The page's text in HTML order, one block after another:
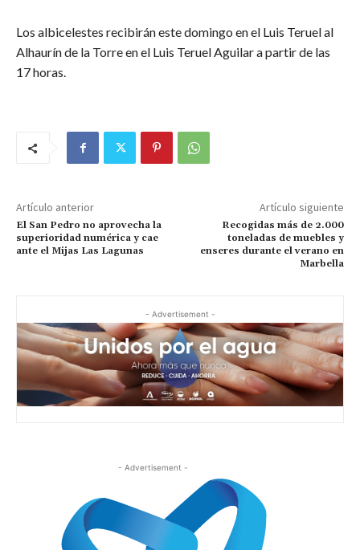
Los albicelestes recibirán este domingo en el Luis Teruel al
Alhaurín de la Torre en el Luis Teruel Aguilar a partir de las
17 horas.
Artículo anterior
El San Pedro no aprovecha la
superioridad numérica y cae
ante el Mijas Las Lagunas
Artículo siguiente
Recogidas más de 2.000
toneladas de muebles y
enseres durante el verano en
Marbella
- Advertisement -
- Advertisement -